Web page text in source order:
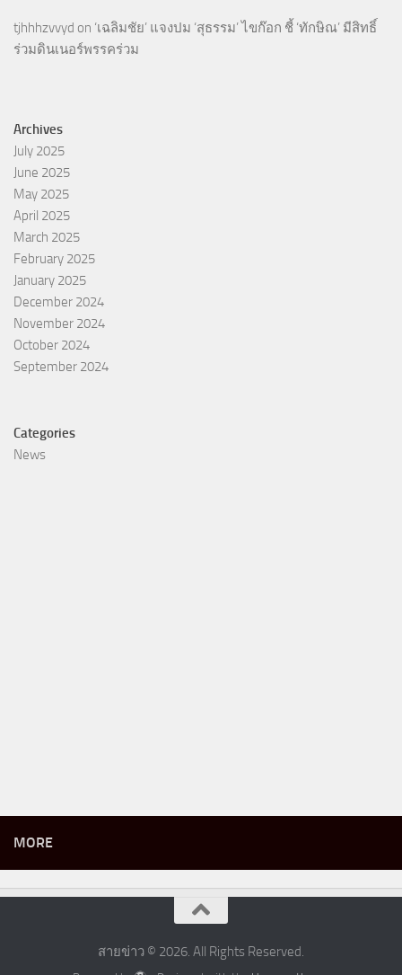
tjhhhzvvyd on ‘เฉลิมชัย’ แจงปม ‘สุธรรม’ ไขก๊อก ชี้ ‘ทักษิณ’ มีสิทธิ์
ร่วมดินเนอร์พรรคร่วม
Archives
July 2025
June 2025
May 2025
April 2025
March 2025
February 2025
January 2025
December 2024
November 2024
October 2024
September 2024
Categories
News
MORE
สายข่าว © 2026. All Rights Reserved.